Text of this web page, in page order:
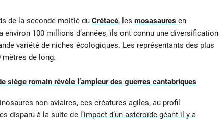
de la seconde moitié du Crétacé, les mosasaures en
100 millions d’années, ils ont connu une diversification
variété de niches écologiques. Les représentants des plus
mètres de long.
siège romain révèle l’ampleur des guerres cantabriques
non aviaires, ces créatures agiles, au profil
disparu à la suite de l’impact d’un astéroïde géant il y a